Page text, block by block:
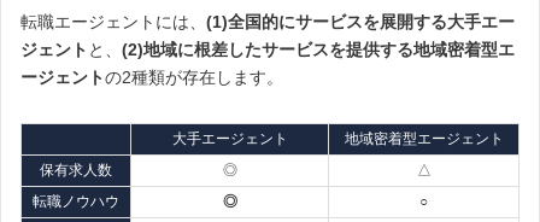
転職エージェントには、 (1)全国的にサービスを展開する大手エー
ジェント と、 (2)地域に根差したサービスを提供する地域密着型エ
ージェントの2種類が存在します。
大手エージェント
地域密着型エージェント
保有求人数
◎
△
転職ノウハウ
◎
○